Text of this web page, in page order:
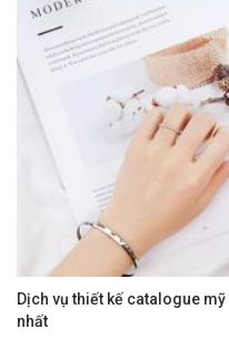
Dịch vụ thiết kế catalogue
nhất